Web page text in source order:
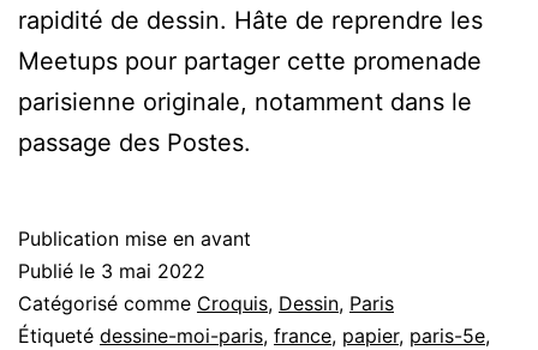
rapidité de dessin. Hâte de reprendre les
Meetups pour partager cette promenade
parisienne originale, notamment dans le
passage des Postes.
Publication mise en avant
Publié le 3 mai 2022
Catégorisé comme Croquis, Dessin, Paris
Étiqueté dessine-moi-paris, france, papier, paris-5e,